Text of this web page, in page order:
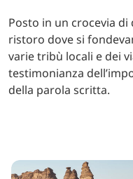
Posto in un crocevia
ristoro dove si
varie tribù locali e dei
testimonianza
della parola scritta.